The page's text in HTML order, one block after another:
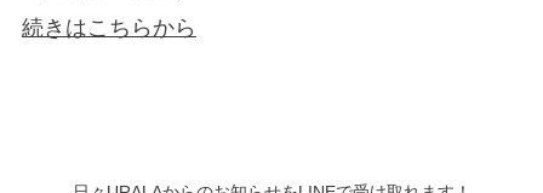
続きはこちらから